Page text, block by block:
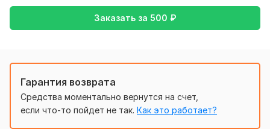
русский, либо же с русского на английский
Тематика:
Язык перевода:
с Английского на Русский
Объем услуги в кворке: 700 знаков
Заказать за 500 ₽
Гарантия возврата
Средства моментально вернутся на счет,
если что-то пойдет не так. Как это работает?